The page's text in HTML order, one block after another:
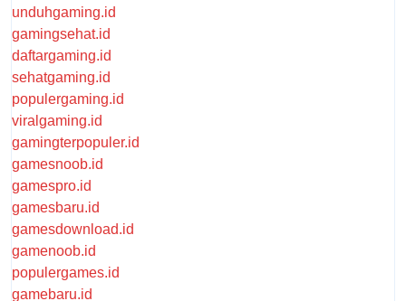
unduhgaming.id
gamingsehat.id
daftargaming.id
sehatgaming.id
populergaming.id
viralgaming.id
gamingterpopuler.id
gamesnoob.id
gamespro.id
gamesbaru.id
gamesdownload.id
gamenoob.id
populergames.id
gamebaru.id